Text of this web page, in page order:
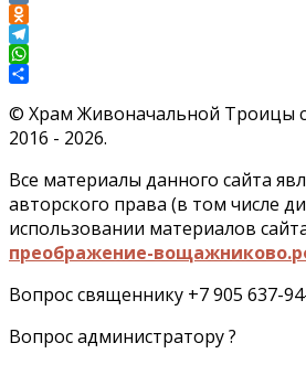
VK
Odnoklassniki
Telegram
WhatsApp
© Храм Живоначальной Троицы
2016 - 2026.
Все материалы данного сайта
авторского права (в том числе
использовании материалов
преображение-
Вопрос священнику +7 905 637-
Вопрос администратору ?